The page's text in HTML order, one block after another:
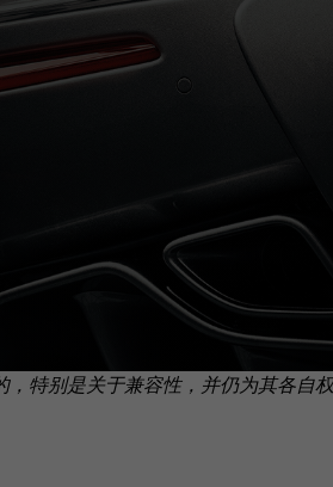
特别是关于兼容性，并仍为其各自权